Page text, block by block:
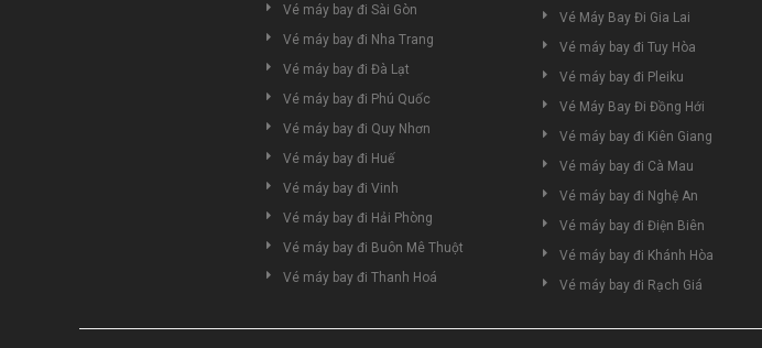
Vé máy bay đi Sài Gòn
Vé máy bay đi Nha Trang
Vé máy bay đi Đà Lạt
Vé máy bay đi Phú Quốc
Vé máy bay đi Quy Nhơn
Vé máy bay đi Huế
Vé máy bay đi Vinh
Vé máy bay đi Hải Phòng
Vé máy bay đi Buôn Mê Thuột
Vé máy bay đi Thanh Hoá
Vé Máy Bay Đi Gia Lai
Vé máy bay đi Tuy Hòa
Vé máy bay đi Pleiku
Vé Máy Bay Đi Đồng Hới
Vé máy bay đi Kiên Giang
Vé máy bay đi Cà Mau
Vé máy bay đi Nghệ An
Vé máy bay đi Điện Biên
Vé máy bay đi Khánh Hòa
Vé máy bay đi Rạch Giá